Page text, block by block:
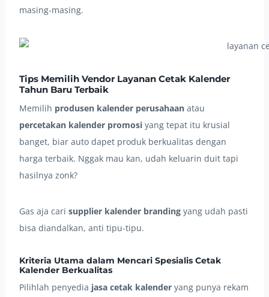
masing-masing.
Tips Memilih Vendor Layanan Cetak Kalender
Tahun Baru Terbaik
Memilih produsen kalender perusahaan atau
percetakan kalender promosi yang tepat itu krusial
banget, biar auto dapet produk berkualitas dengan
harga terbaik. Nggak mau kan, udah keluarin duit tapi
hasilnya zonk?
Gas aja cari supplier kalender branding yang udah pasti
bisa diandalkan, anti tipu-tipu.
Kriteria Utama dalam Mencari Spesialis Cetak
Kalender Berkualitas
Pilihlah penyedia jasa cetak kalender yang punya rekam